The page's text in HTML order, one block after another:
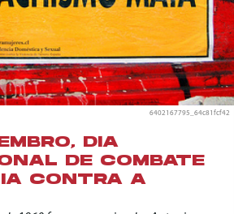
6402167795_64c81fcf42
DIA
DE COMBATE
CONTRA A